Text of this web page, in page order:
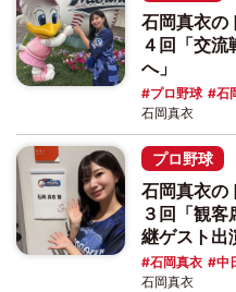
石岡真衣
４回「交
へ」
プロ野球 石
石岡真衣
プロ野球
石岡真衣
３回「観
継ゲスト出
石岡真衣 中
石岡真衣